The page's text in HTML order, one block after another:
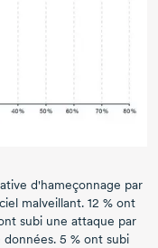
d'hameçonnage par
malveillant. 12 % ont
subi une attaque par
données. 5 % ont subi